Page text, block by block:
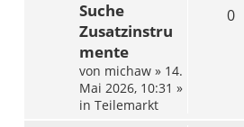
Suche
Zusatzinstru
mente
von michaw » 14.
Mai 2026, 10:31 »
in Teilemarkt
0